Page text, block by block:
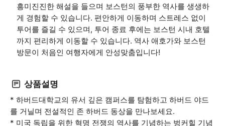
흥미진진한 해설을 들으며 보스턴의 풍부한 역사를 생생하
게 경험할 수 있습니다. 편안하게 이동하며 스트레스 없이
투어를 즐길 수 있으며, 투어 종료 후에는 보스턴 시내 호텔
까지 편리하게 이동할 수 있습니다. 역사 애호가와 보스턴
방문이 처음인 여행자에게 안성맞춤입니다!
상품설명
* 하버드대학교의 유서 깊은 캠퍼스를 탐험하고 하버드 야드
를 거닐며 전설적인 존 하버드 동상을 만나보세요.
* 미국 독립을 위한 혁명 전쟁의 역사를 기념하는 벙커힐 기념